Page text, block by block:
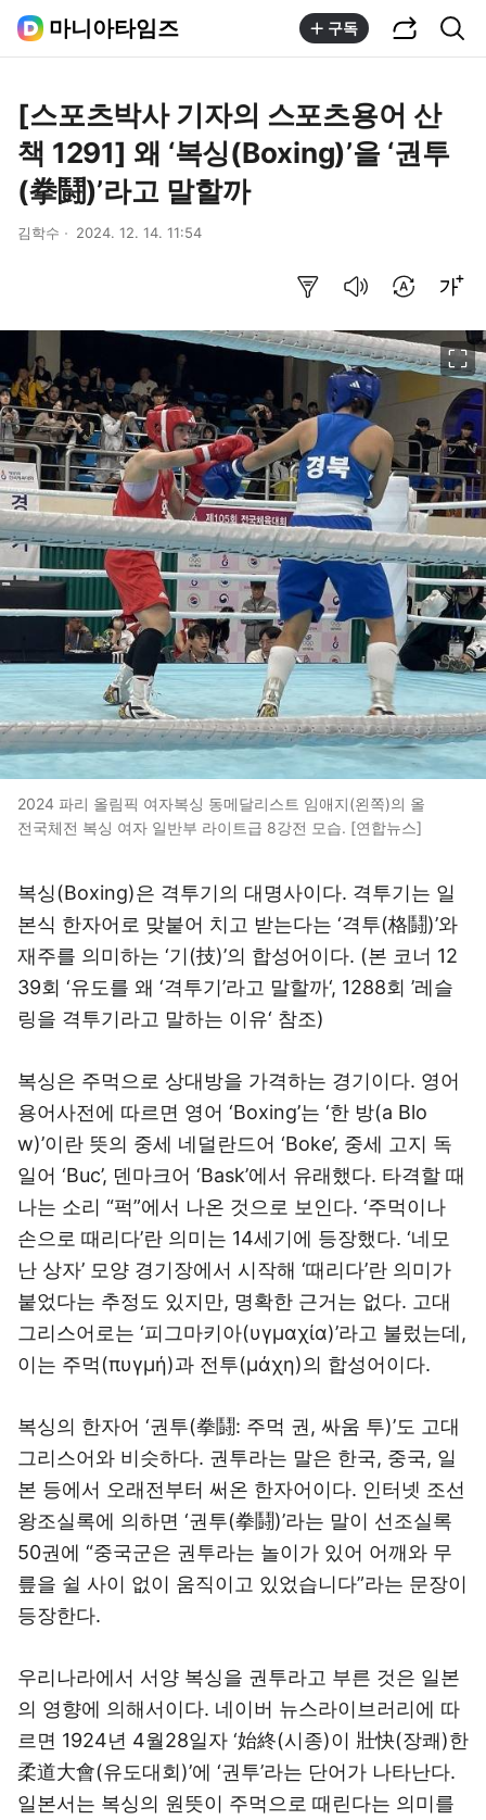
마니아타임즈 구독
[스포츠박사 기자의 스포츠용어 산
책 1291] 왜 ‘복싱(Boxing)’을 ‘권투
(拳鬪)’라고 말할까
김학수 2024. 12. 14. 11:54
2024 파리 올림픽 여자복싱 동메달리스트 임애지(왼쪽)의 올
전국체전 복싱 여자 일반부 라이트급 8강전 모습. [연합뉴스]
복싱(Boxing)은 격투기의 대명사이다. 격투기는 일
본식 한자어로 맞붙어 치고 받는다는 ‘격투(格鬪)’와
재주를 의미하는 ‘기 (技)’의 합성어이다. (본 코너 12
39회 ‘유도를 왜 ‘격투기’라고 말할까‘, 1288회 ’레슬
링을 격투기라고 말하는 이유‘ 참조)
복싱은 주먹으로 상대방을 가격하는 경기이다. 영어
용어사전에 따르면 영어 ‘Boxing’는 ‘한 방(a Blo
w)’이란 뜻의 중세 네덜란드어 ‘Boke’, 중세 고지 독
일어 ‘Buc’, 덴마크어 ‘Bask’에서 유래했다. 타격할 때
나는 소리 “퍽”에서 나온 것으로 보인다. ‘주먹이나
손으로 때리다’란 의미는 14세기에 등장했다. ‘네모
난 상자’ 모양 경기장에서 시작해 ‘때리다’란 의미가
붙었다는 추정도 있지만, 명확한 근거는 없다. 고대
그리스어로는 ‘피그마키아(υγμαχία)’라고 불렀는데,
이는 주먹(πυγμή)과 전투(μάχη)의 합성어이다.
복싱의 한자어 ‘권투(拳鬪: 주먹 권, 싸움 투)’도 고대
그리스어와 비슷하다. 권투라는 말은 한국, 중국, 일
본 등에서 오래전부터 써온 한자어이다. 인터넷 조선
왕조실록에 의하면 ‘권투(拳鬪)’라는 말이 선조실록
50권에 “중국군은 권투라는 놀이가 있어 어깨와 무
릎을 쉴 사이 없이 움직이고 있었습니다”라는 문장이
등장한다.
우리나라에서 서양 복싱을 권투라고 부른 것은 일본
의 영향에 의해서이다. 네이버 뉴스라이브러리에 따
르면 1924년 4월28일자 ‘始終(시종)이 壯快(장쾌)한
柔道大會(유도대회)’에 ‘권투’라는 단어가 나타난다.
일본서는 복싱의 원뜻이 주먹으로 때린다는 의미를